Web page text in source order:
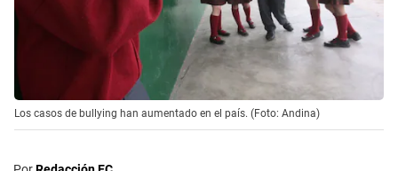
Los casos de bullying han aumentado en el país. (Foto: Andina)